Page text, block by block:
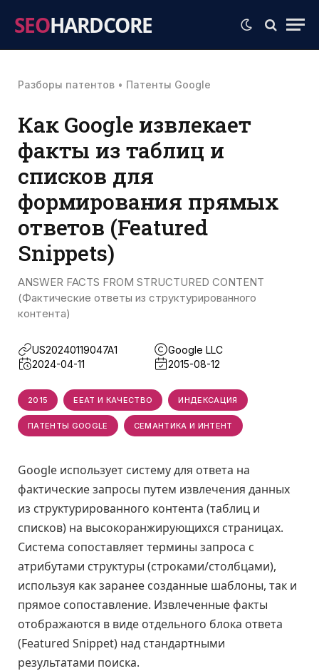
SEOHARDCORE
Разборы патентов • Патенты Google
Как Google извлекает
факты из таблиц и
списков для
формирования прямых
ответов (Featured
Snippets)
ANSWER FACTS FROM STRUCTURED CONTENT
(Фактические ответы из структурированного
контента)
US20240119047A1
Google LLC
2024-04-11
2015-08-12
2015 EEAT И КАЧЕСТВО ИНДЕКСАЦИЯ
ПАТЕНТЫ GOOGLE СЕМАНТИКА И ИНТЕНТ
Google использует систему для ответа на
фактические запросы путем извлечения данных
из структурированного контента (таблиц и
списков) на высокоранжирующихся страницах.
Система сопоставляет термины запроса с
атрибутами структуры (строками/столбцами),
используя как заранее созданные шаблоны, так и
прямое сопоставление. Извлеченные факты
отображаются в виде отдельного блока ответа
(Featured Snippet) над стандартными
результатами поиска.